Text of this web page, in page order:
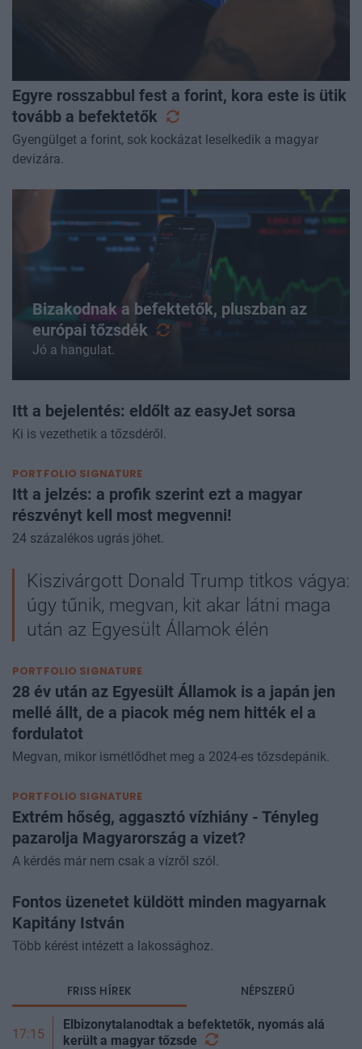
Egyre rosszabbul fest a forint, kora este is ütik
tovább a befektetők
Gyengülget a forint, sok kockázat leselkedik a magyar
devizára.
Bizakodnak a befektetők, pluszban az
európai tőzsdék
Jó a hangulat.
Itt a bejelentés: eldőlt az easyJet sorsa
Ki is vezethetik a tőzsdéről.
PORTFOLIO SIGNATURE
Itt a jelzés: a profik szerint ezt a magyar
részvényt kell most megvenni!
24 százalékos ugrás jöhet.
Kiszivárgott Donald Trump titkos vágya:
úgy tűnik, megvan, kit akar látni maga
után az Egyesült Államok élén
PORTFOLIO SIGNATURE
28 év után az Egyesült Államok is a japán jen
mellé állt, de a piacok még nem hitték el a
fordulatot
Megvan, mikor ismétlődhet meg a 2024-es tőzsdepánik.
PORTFOLIO SIGNATURE
Extrém hőség, aggasztó vízhiány - Tényleg
pazarolja Magyarország a vizet?
A kérdés már nem csak a vízről szól.
Fontos üzenetet küldött minden magyarnak
Kapitány István
Több kérést intézett a lakossághoz.
FRISS HÍREK NÉPSZERŰ
17:15
Elbizonytalanodtak a befektetők, nyomás alá
került a magyar tőzsde